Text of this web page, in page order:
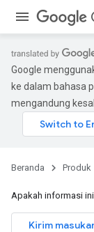
Google
ke dalam bahasa
mengandung
Beranda Produk
Apakah informasi
Kirim